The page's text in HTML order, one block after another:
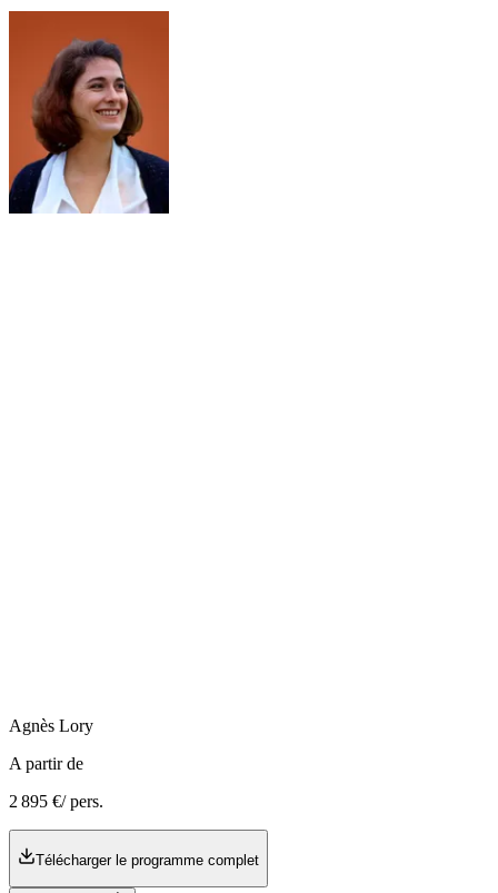
musique résonnent dans un décor naturel d’une grande élégance.
Agnès Lory
A partir de
2 895 €/ pers.
Télécharger le programme complet